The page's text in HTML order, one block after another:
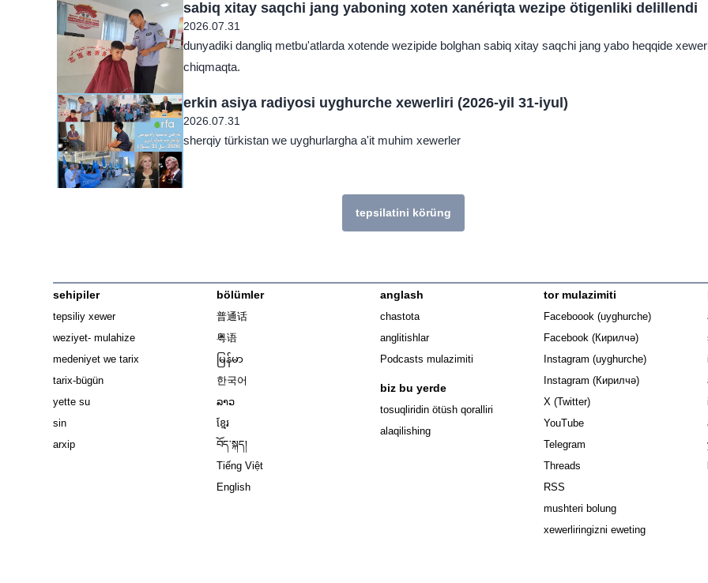
sabiq xitay saqchi jang yaboning xoten xanériqta wezipe ötigenliki delillendi
2026.07.31
dunyadiki dangliq metbu'atlarda xotende wezipide bolghan sabiq xitay saqchi jang yabo heqqide
chiqmaqta.
erkin asiya radiyosi uyghurche xewerliri (2026-yil 31-iyul)
2026.07.31
sherqiy türkistan we uyghurlargha a'it muhim xewerler
bu témigha munasiwetlik téximu köp hékayilerni körüng
tepsilatini körüng
sehipiler
tepsiliy xewer
weziyet- mulahize
medeniyet we tarix
tarix-bügün
yette su
sin
arxip
bölümler
普通话
粤语
မြန်မာ
한국어
ລາວ
ខ្មែរ
བོད་སྐད།
Tiếng Việt
English
anglash
chastota
anglitishlar
Podcasts mulazimiti
biz bu yerde
tosuqliridin ötüsh qoralliri Opens in new window
alaqilishing
tor mulazimiti
Faceboook (uyghurche) Opens in
Facebook (Кирилчә) Opens in new
Instagram (uyghurche) Opens in
Instagram (Кирилчә) Opens in new
X (Twitter)
YouTube
Telegram
Threads
RSS
mushteri bolung
xewerliringizni eweting